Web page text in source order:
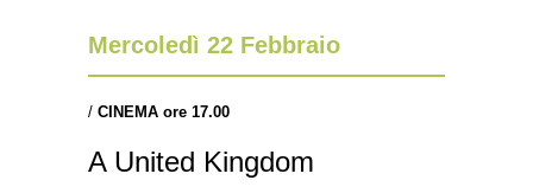
Mercoledì 22 Febbraio
/ CINEMA ore 17.00
A United Kingdom